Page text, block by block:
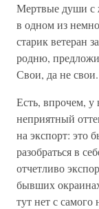
Мертвые души с
в одном из
старик ветеран
родню,
Свои, да не свои.
Есть, впрочем, у
неприятный
на экспорт: это
разобраться в
отчетливо
бывших
тут нет с